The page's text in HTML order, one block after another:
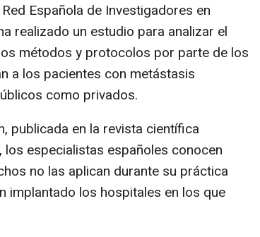
Española de Investigadores en
realizado un estudio para analizar el
métodos y protocolos por parte de los
a los pacientes con metástasis
como privados.
publicada en la revista científica
los especialistas españoles conocen
no las aplican durante su práctica
implantado los hospitales en los que